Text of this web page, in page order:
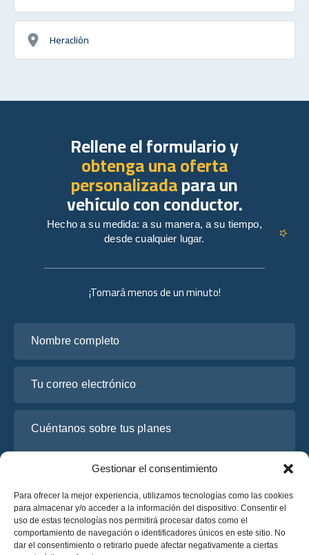
Gestionar el consentimiento
Para ofrecer la mejor experiencia, utilizamos tecnologías como las cookies
para almacenar y/o acceder a la información del dispositivo. Consentir el
uso de estas tecnologías nos permitirá procesar datos como el
comportamiento de navegación o identificadores únicos en este sitio. No
dar el consentimiento o retirarlo puede afectar negativamente a ciertas
Heraclión
¡Tomará menos de un minuto!
Rellene el formulario y
obtenga una oferta
personalizadapara un
vehículo con conductor.
Hecho a su medida: a su manera, a su tiempo,
desde cualquier lugar.